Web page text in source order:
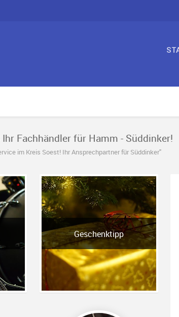
Fachhändler für Hamm - Süddinker!
im Kreis Soest! Ihr Ansprechpartner für Süddinker"
Geschenktipp